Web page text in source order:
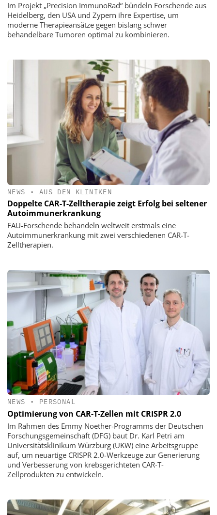
Im Projekt „Precision ImmunoRad“ bündeln Forschende aus
Heidelberg, den USA und Zypern ihre Expertise, um
moderne Therapieansätze gegen bislang schwer
behandelbare Tumoren optimal zu kombinieren.
NEWS • AUS DEN KLINIKEN
Doppelte CAR-T-Zelltherapie zeigt Erfolg bei seltener
Autoimmunerkrankung
FAU-Forschende behandeln weltweit erstmals eine
Autoimmunerkrankung mit zwei verschiedenen CAR-T-
Zelltherapien.
NEWS • PERSONAL
Optimierung von CAR-T-Zellen mit CRISPR 2.0
Im Rahmen des Emmy Noether-Programms der Deutschen
Forschungsgemeinschaft (DFG) baut Dr. Karl Petri am
Universitätsklinikum Würzburg (UKW) eine Arbeitsgruppe
auf, um neuartige CRISPR 2.0-Werkzeuge zur Generierung
und Verbesserung von krebsgerichteten CAR-T-
Zellprodukten zu entwickeln.